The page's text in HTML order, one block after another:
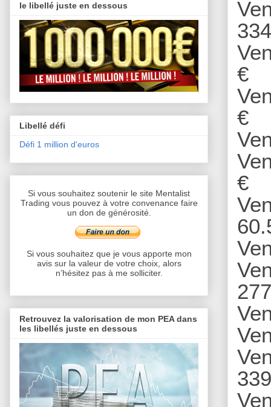
€
€
€
le libellé juste en dessous
Libellé défi
Défi 1 million d'euros
Si vous souhaitez soutenir le site Mentalist
Trading vous pouvez à votre convenance faire
un don de générosité.
Si vous souhaitez que je vous apporte mon
avis sur la valeur de votre choix, alors
n’hésitez pas à me solliciter.
Retrouvez la valorisation de mon PEA dans
les libellés juste en dessous